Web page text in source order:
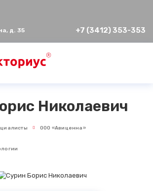
д. 35 +7 (3412) 353-353
Николаевич
ООО «Авиценна»